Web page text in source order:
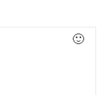
🙂